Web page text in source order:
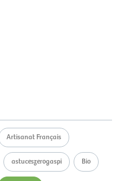
Artisanat Français
astuceszerogaspi Bio